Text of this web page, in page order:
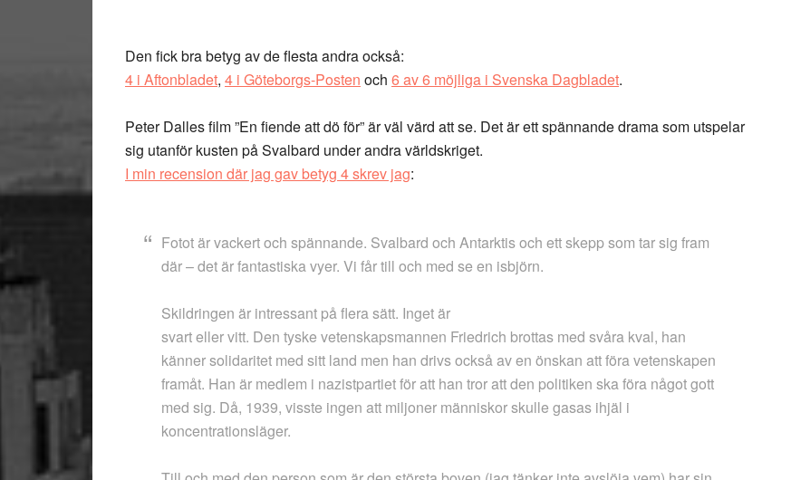
Den fick bra betyg av de flesta andra också:
4 i Aftonbladet, 4 i Göteborgs-Posten och 6 av 6 möjliga i Svenska Dagbladet.
Peter Dalles film ”En fiende att dö för” är väl värd att se. Det är ett spännande drama som utspelar
sig utanför kusten på Svalbard under andra världskriget.
I min recension där jag gav betyg 4 skrev jag:
Fotot är vackert och spännande. Svalbard och Antarktis och ett skepp som tar sig fram
där – det är fantastiska vyer. Vi får till och med se en isbjörn.
Skildringen är intressant på flera sätt. Inget är
svart eller vitt. Den tyske vetenskapsmannen Friedrich brottas med svåra kval, han
känner solidaritet med sitt land men han drivs också av en önskan att föra vetenskapen
framåt. Han är medlem i nazistpartiet för att han tror att den politiken ska föra något gott
med sig. Då, 1939, visste ingen att miljoner människor skulle gasas ihjäl i
koncentrationsläger.